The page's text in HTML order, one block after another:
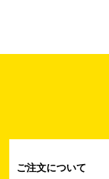
ご注文について